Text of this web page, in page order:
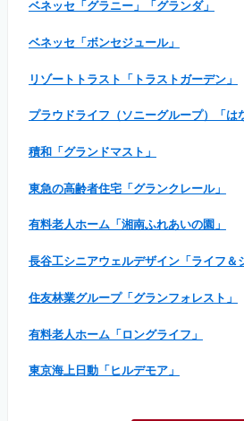
ベネッセ「グラニー」「グランダ」
ベネッセ「ボンセジュール」
リゾートトラスト「トラストガーデン」
プラウドライフ（ソニーグループ）「は
積和「グランドマスト」
東急の高齢者住宅「グランクレール」
有料老人ホーム「湘南ふれあいの園」
長谷工シニアウェルデザイン「ライフ＆
住友林業グループ「グランフォレスト」
有料老人ホーム「ロングライフ」
東京海上日動「ヒルデモア」